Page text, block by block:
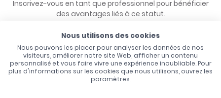
Inscrivez-vous en tant que professionnel pour bénéficier
des avantages liés à ce statut.
Nous utilisons des cookies
Nous pouvons les placer pour analyser les données de nos
visiteurs, améliorer notre site Web, afficher un contenu
personnalisé et vous faire vivre une expérience inoubliable. Pour
plus d'informations sur les cookies que nous utilisons, ouvrez les
paramètres.